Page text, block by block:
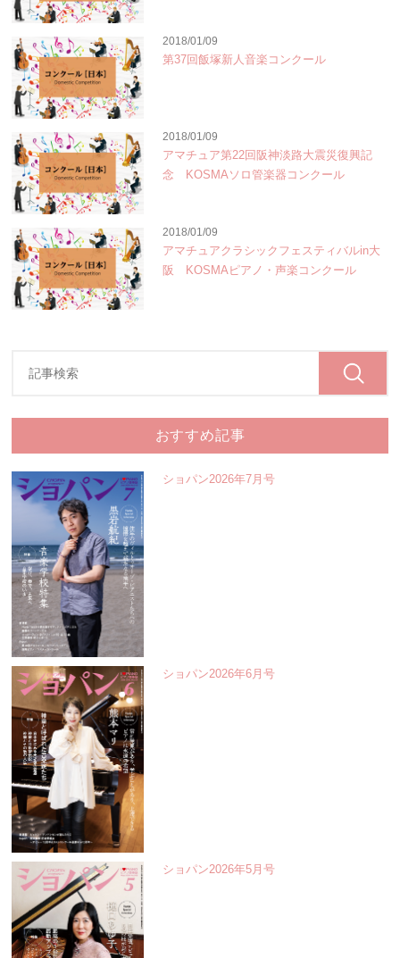
2018/01/09
第37回飯塚新人音楽コンクール
2018/01/09
アマチュア第22回阪神淡路大震災復興記
念 KOSMAソロ管楽器コンクール
2018/01/09
アマチュアクラシックフェスティバルin大
阪 KOSMAピアノ・声楽コンクール
おすすめ記事
ショパン2026年7月号
ショパン2026年6月号
ショパン2026年5月号